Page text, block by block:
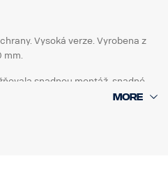
Vysoká verze. Vyrobena z
mm.
snadnou montáž, snadné
spojovací tyče. Spodní
bez použití jakýchkoli